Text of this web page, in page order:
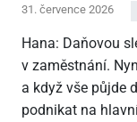
31. července 2026
Hana: Daňovou
v zaměstnání.
a když vše půjde
podnikat na